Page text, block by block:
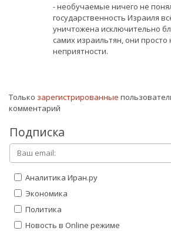
- необучаемые ничего не
государственность Израиля
уничтожена исключительно
самих израильтян, они
неприятности.
Только зарегистрированные
комментарий
Подписка
Аналитика Иран.ру
Экономика
Политика
Новость в Online режиме